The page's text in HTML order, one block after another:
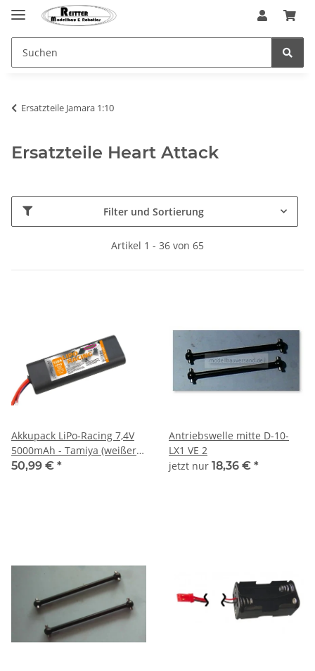
Ersatzteile Jamara 1:10
Ersatzteile Heart Attack
Filter und Sortierung
Artikel 1 - 36 von 65
Akkupack LiPo-Racing 7,4V
5000mAh - Tamiya (weißer
Stecker)
50,99 € *
Antriebswelle mitte D-10-
LX1 VE 2
jetzt nur 18,36 € *